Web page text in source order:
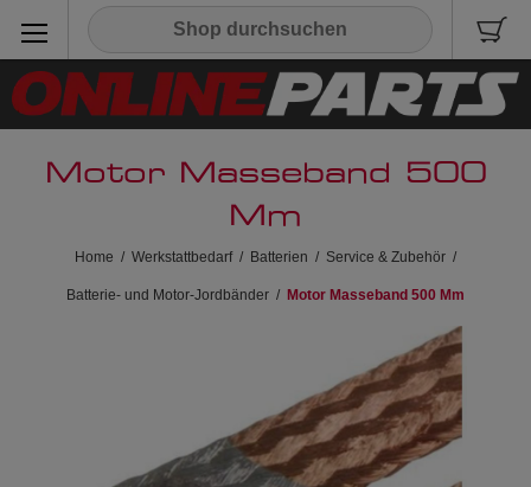
Motor Masseband 500
Mm
Home / Werkstattbedarf / Batterien / Service & Zubehör /
Batterie- und Motor-Jordbänder / Motor Masseband 500 Mm